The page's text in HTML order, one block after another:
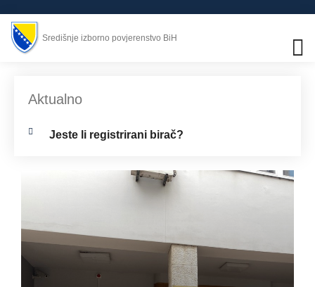
Središnje izborno povjerenstvo BiH
Aktualno
Jeste li registrirani birač?